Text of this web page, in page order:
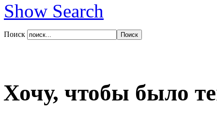
Show Search
Поиск
Хочу, чтобы было